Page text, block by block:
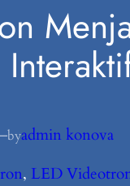
byadmin konova
, LED